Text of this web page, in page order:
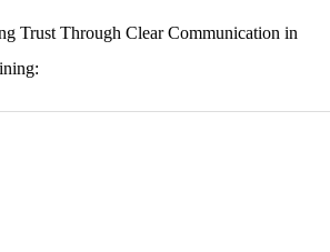
Trust Through Clear Communication in